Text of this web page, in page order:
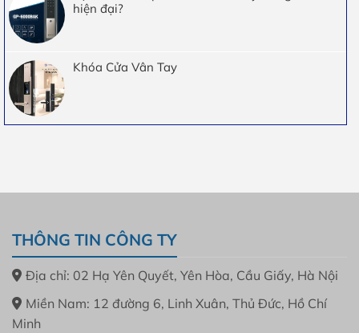
hiện đại?
Khóa Cửa Vân Tay
THÔNG TIN CÔNG TY
Địa chỉ: 02 Hạ Yên Quyết, Yên Hòa, Cầu Giấy, Hà Nội
Miền Nam: 12 đường 6, Linh Xuân, Thủ Đức, Hồ Chí
Minh